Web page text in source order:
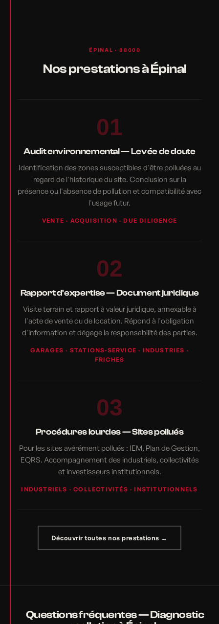
ÉPINAL · 88000
Nos prestations à Épinal
01
Audit environnemental — Levée de doute
Identification des zones susceptibles d'être polluées au
regard de l'historique du site. Conclusion sur la
présence ou l'absence de pollution et compatibilité avec
l'usage futur.
VENTE · ACQUISITION · DUE DILIGENCE
02
Rapport d'expertise — Document juridique
Visite terrain et rapport à valeur juridique, annexable à
l'acte de vente ou de location. Répond à l'obligation
d'information et dégage la responsabilité des parties.
GARAGES · STATIONS-SERVICE · INDUSTRIES ·
FRICHES
03
Procédures lourdes — Sites pollués
Pour les sites avérément pollués : IEM, Plan de Gestion,
EQRS. Accompagnement des industriels, collectivités
et investisseurs institutionnels.
INDUSTRIELS · COLLECTIVITÉS · INSTITUTIONNELS
Découvrir toutes nos prestations →
Questions fréquentes — Diagnostic